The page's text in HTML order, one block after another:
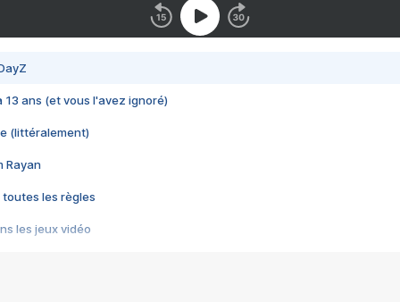
13 ans (et vous l'avez ignoré)
(littéralement)
Rayan
toutes les règles
les jeux vidéo